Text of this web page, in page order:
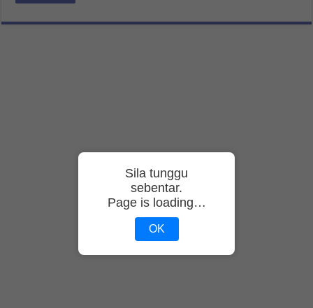
Sila tunggu
sebentar.
Page is loading…
OK